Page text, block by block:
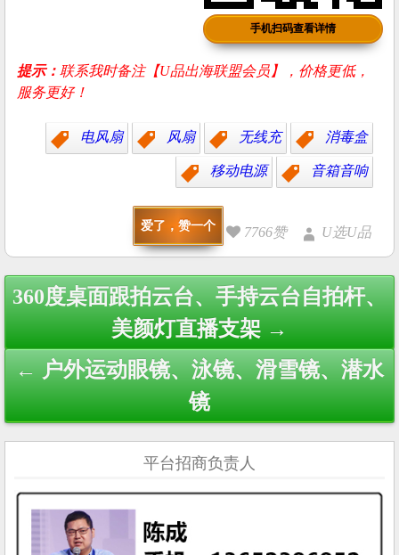
手机扫码查看详情
提示：联系我时备注【U品出海联盟会员】，价格更低，
服务更好！
电风扇 风扇 无线充 消毒盒
移动电源 音箱音响
爱了，赞一个 7766赞 U选U品
Post
navigation
360度桌面跟拍云台、手持云台自拍杆、
美颜灯直播支架 →
← 户外运动眼镜、泳镜、滑雪镜、潜水
镜
平台招商负责人